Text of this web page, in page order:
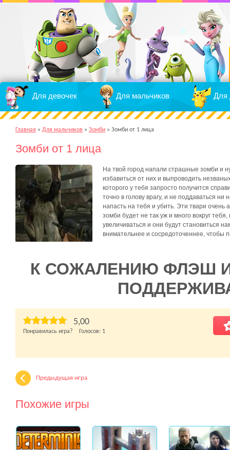
Для девочек Для мальчиков Для
Главная » Для мальчиков » Зомби » Зомби от 1 лица
Зомби от 1 лица
На твой город напали страшные зомби и
избавиться от них и выпроводить
которого у тебя запросто получится
точно в голову врагу, и не поддаваться
напасть на тебя и убить. Эти твари очень
зомби будет не так уж и много вокруг
увеличиваться и они будут становиться
внимательнее и сосредоточеннее, чтобы
К СОЖАЛЕНИЮ ФЛЭШ
5,00
Понравилась игра? Голосов: 1
Предыдущая игра
Похожие игры